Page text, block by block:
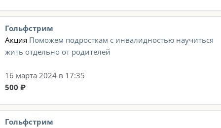
Гольфстрим
Акция Поможем подросткам с инвалидностью научиться
жить отдельно от родителей
16 марта 2024 в 17:35
500 ₽
Гольфстрим